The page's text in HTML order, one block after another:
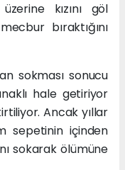
kızını göl
bıraktığını
sokması sonucu
hale getiriyor
Ancak yıllar
sepetinin içinden
sokarak ölümüne